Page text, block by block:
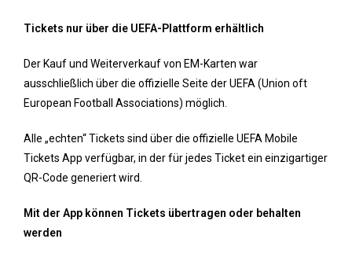
Tickets nur über die UEFA-Plattform erhältlich
Der Kauf und Weiterverkauf von EM-Karten war
ausschließlich über die offizielle Seite der UEFA (Union oft
European Football Associations) möglich.
Alle „echten“ Tickets sind über die offizielle UEFA Mobile
Tickets App verfügbar, in der für jedes Ticket ein einzigartiger
QR-Code generiert wird.
Mit der App können Tickets übertragen oder behalten
werden